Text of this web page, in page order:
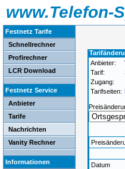
www.Telefon-
Festnetz Tarife
Schnellrechner
Profirechner
LCR Download
Festnetz Service
Anbieter
Tarife
Nachrichten
Vanity Rechner
Informationen
Anbieter:
Tarif:
Zugang:
Tarifseiten:
Datum